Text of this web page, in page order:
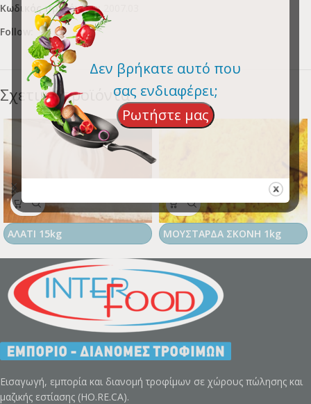
Κωδικός προϊόντος:
Follow:
Σχετικά προϊόντα
ΑΛΑΤΙ 15kg ΜΟΥΣΤΑΡΔΑ ΣΚΟΝΗ 1kg
Εισαγωγή, εμπορία και διανομή τροφίμων σε χώρους πώλησης και
μαζικής εστίασης (HO.RE.CA).
Δεν βρήκατε αυτό που
σας ενδιαφέρει;
Ρωτήστε μας